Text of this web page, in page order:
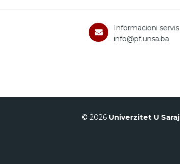
Informacioni
info@pf.unsa.ba
© 2026 Univerzitet U